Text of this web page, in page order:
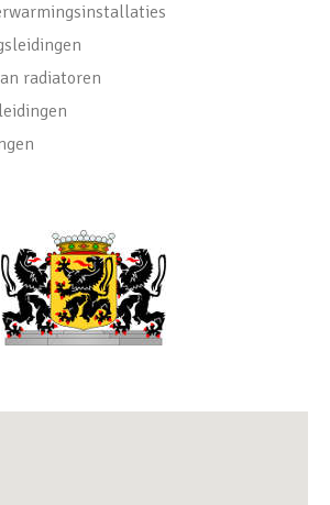
radiatoren